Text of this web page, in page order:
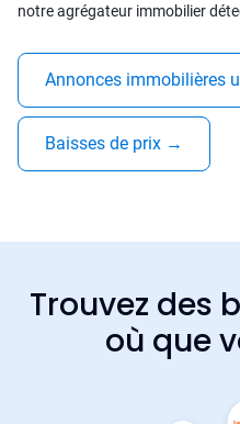
notre agrégateur immobilier
Annonces immobilières
Baisses de prix →
Trouvez des
où que